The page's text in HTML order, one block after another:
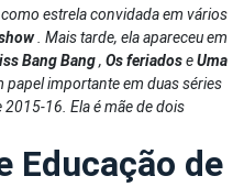
estrela convidada em vários
. Mais tarde, ela apareceu em
Bang Bang, Os feriadoseUma
papel importante em duas séries
2015-16. Ela é mãe de dois
Educação de